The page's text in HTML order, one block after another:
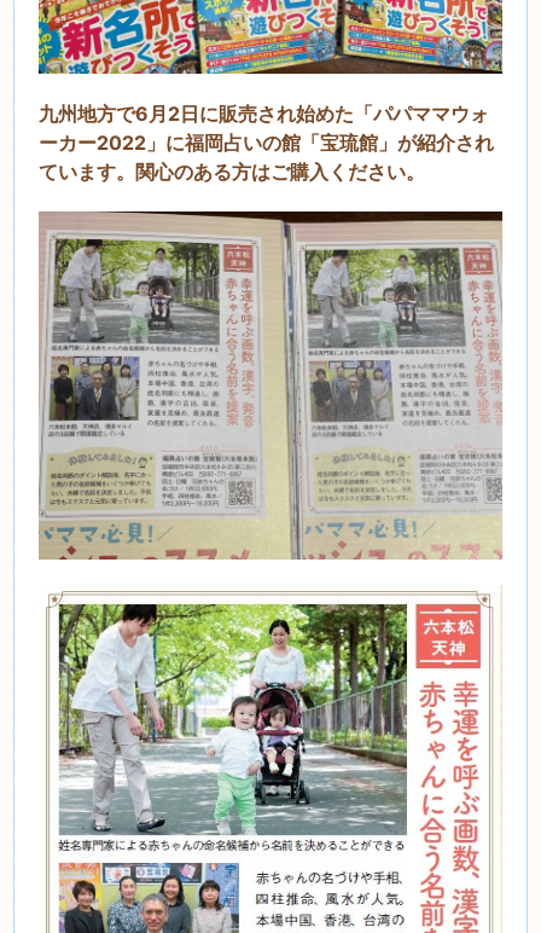
九州地方で6月2日に販売され始めた「パパママウォ
ーカー2022」に福岡占いの館「宝琉館」が紹介され
ています。関心のある方はご購入ください。